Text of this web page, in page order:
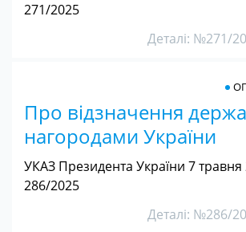
271/2025
Деталі: №271/
Про відзначення
нагородами України
УКАЗ Президента України 7
286/2025
Деталі: №286/